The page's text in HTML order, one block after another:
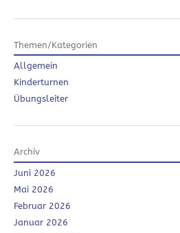
Themen/Kategorien
Allgemein
Kinderturnen
Übungsleiter
Archiv
Juni 2026
Mai 2026
Februar 2026
Januar 2026